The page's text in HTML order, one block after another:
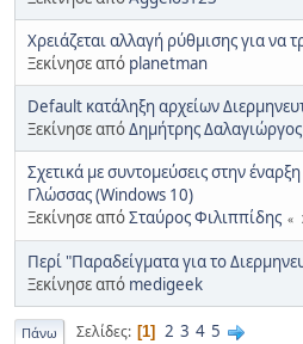
Χρειάζεται αλλαγή ρύθμισης για να
Ξεκίνησε από planetman
Default κατάληξη αρχείων
Ξεκίνησε απόΔημήτρης Δαλαγιώργος
Σχετικά με συντομεύσεις στην
Γλώσσας (Windows 10)
Ξεκίνησε απόΣταύρος Φιλιππίδης
Περί "Παραδείγματα για το
Ξεκίνησε από medigeek
Πάνω Σελίδες 1 2 3 4 5